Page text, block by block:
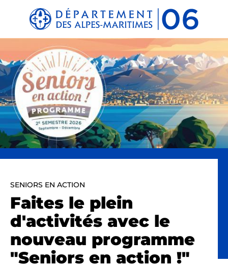
Panneau de gestion des cookies
SENIORS EN ACTION
Faites le plein
d'activités avec le
nouveau programme
"Seniors en action !"